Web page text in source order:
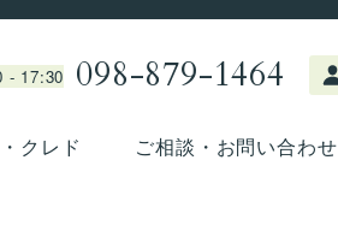
クレド ご相談・お問い合わせ
- 17:30 098-879-1464